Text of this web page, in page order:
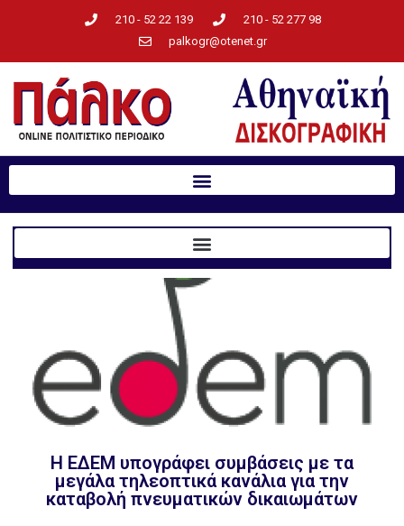
210 - 52 22 139
210 - 52 277 98
palkogr@otenet.gr
Η ΕΔΕΜ υπογράφει συμβάσεις με τα
μεγάλα τηλεοπτικά κανάλια για την
καταβολή πνευματικών δικαιωμάτων